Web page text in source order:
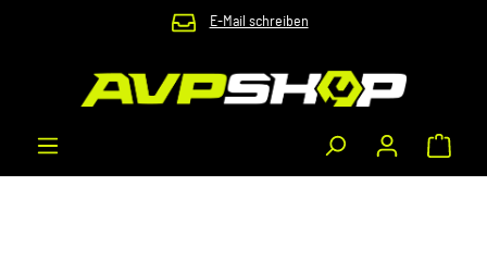
Zum Hauptinhalt springen E-Mail schreiben